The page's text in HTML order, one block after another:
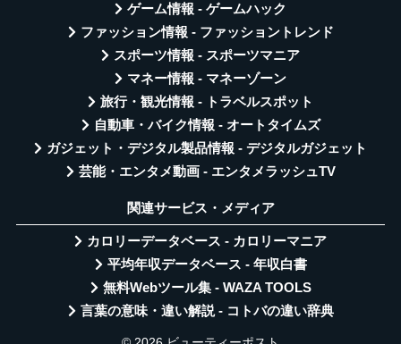
ゲーム情報 - ゲームハック
ファッション情報 - ファッショントレンド
スポーツ情報 - スポーツマニア
マネー情報 - マネーゾーン
旅行・観光情報 - トラベルスポット
自動車・バイク情報 - オートタイムズ
ガジェット・デジタル製品情報 - デジタルガジェット
芸能・エンタメ動画 - エンタメラッシュTV
関連サービス・メディア
カロリーデータベース - カロリーマニア
平均年収データベース - 年収白書
無料Webツール集 - WAZA TOOLS
言葉の意味・違い解説 - コトバの違い辞典